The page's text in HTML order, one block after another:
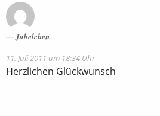
Jabelchen
11. Juli 2011 um 18:34 Uhr
Herzlichen Glückwunsch